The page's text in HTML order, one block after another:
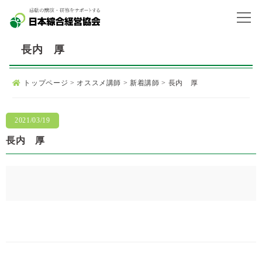
長内 厚
トップページ > オススメ講師 > 新着講師 > 長内 厚
長内 厚
2021/03/19